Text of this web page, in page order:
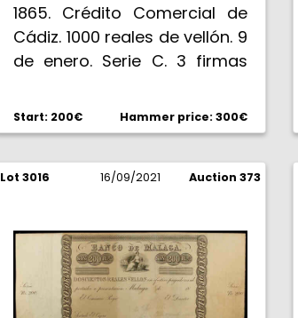
1865. Crédito Comercial de
Cádiz. 1000 reales de vellón. 9
de enero. Serie C. 3 firmas
taladros. Fechado a mano.
Encapsulado por PMG como
Very Fine 25. Escaso. MBC-.
Start: 200€ Hammer price: 300€
Lot 3016 16/09/2021 Auction 373